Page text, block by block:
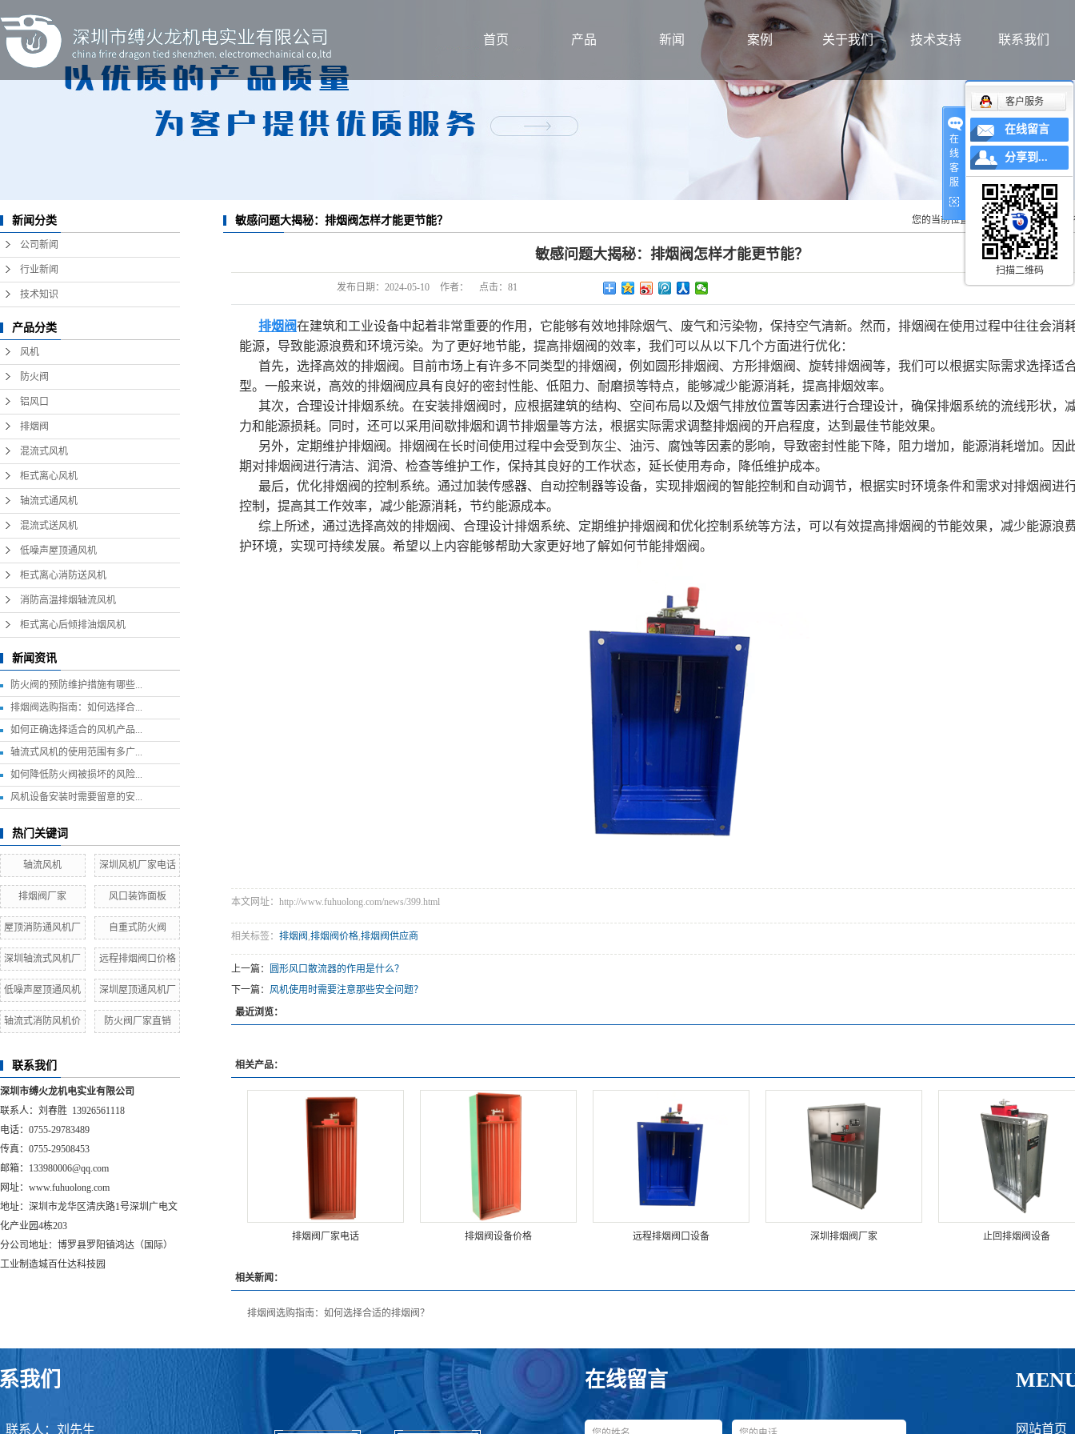
首页 产品
防火阀
柜式离心风机
轴流式通风机
混流式送风机
低噪声屋顶通风机
柜式离心消防送风机
消防高温排烟轴流风机
柜式离心后倾排油烟风机
新闻 案例
工程案例
关于我们
公司简介
企业文化
联系我们
资质证书
技术支持 联系我们
新闻分类
公司新闻
行业新闻
技术知识
产品分类
风机
防火阀
铝风口
排烟阀
混流式风机
柜式离心风机
轴流式通风机
混流式送风机
低噪声屋顶通风机
柜式离心消防送风机
消防高温排烟轴流风机
柜式离心后倾排油烟风机
新闻资讯
防火阀的预防维护措施有哪些...
排烟阀选购指南：如何选择合...
如何正确选择适合的风机产品...
轴流式风机的使用范围有多广...
如何降低防火阀被损坏的风险...
风机设备安装时需要留意的安...
热门关键词
轴流风机 深圳风机厂家电话
排烟阀厂家 风口装饰面板
屋顶消防通风机厂 自重式防火阀
深圳轴流式风机厂 远程排烟阀口价格
低噪声屋顶通风机 深圳屋顶通风机厂
轴流式消防风机价 防火阀厂家直销
联系我们
深圳市缚火龙机电实业有限公司
联系人：刘春胜 13926561118
电话：0755-29783489
传真：0755-29508453
邮箱：133980006@qq.com
网址： www.fuhuolong.com
地址：深圳市龙华区清庆路1号深圳广电文
化产业园4栋203
分公司地址：博罗县罗阳镇鸿达（国际）
工业制造城百仕达科技园
敏感问题大揭秘：排烟阀怎样才能更节能？ 您的当前位置： 首 页 >>新闻资讯
敏感问题大揭秘：排烟阀怎样才能更节能？
发布日期： 2024-05-10 作者： 点击： 81
排烟阀在建筑和工业设备中起着非常重要的作用，它能够有效地排除烟气、废气和污染物，保持空气清新。然而，排烟阀在使用过程中往往会消
能源，导致能源浪费和环境污染。为了更好地节能，提高排烟阀的效率，我们可以从以下几个方面进行优化：
首先，选择高效的排烟阀。目前市场上有许多不同类型的排烟阀，例如圆形排烟阀、方形排烟阀、旋转排烟阀等，我们可以根据实际需求选择适
型。一般来说，高效的排烟阀应具有良好的密封性能、低阻力、耐磨损等特点，能够减少能源消耗，提高排烟效率。
其次，合理设计排烟系统。在安装排烟阀时，应根据建筑的结构、空间布局以及烟气排放位置等因素进行合理设计，确保排烟系统的流线形状，
力和能源损耗。同时，还可以采用间歇排烟和调节排烟量等方法，根据实际需求调整排烟阀的开启程度，达到最佳节能效果。
另外，定期维护排烟阀。排烟阀在长时间使用过程中会受到灰尘、油污、腐蚀等因素的影响，导致密封性能下降，阻力增加，能源消耗增加。因
期对排烟阀进行清洁、润滑、检查等维护工作，保持其良好的工作状态，延长使用寿命，降低维护成本。
最后，优化排烟阀的控制系统。通过加装传感器、自动控制器等设备，实现排烟阀的智能控制和自动调节，根据实时环境条件和需求对排烟阀进
控制，提高其工作效率，减少能源消耗，节约能源成本。
综上所述，通过选择高效的排烟阀、合理设计排烟系统、定期维护排烟阀和优化控制系统等方法，可以有效提高排烟阀的节能效果，减少能源浪
护环境，实现可持续发展。希望以上内容能够帮助大家更好地了解如何节能排烟阀。
本文网址：http://www.fuhuolong.com/news/399.html
相关标签： 排烟阀 ,排烟阀价格,排烟阀供应商
上一篇：
圆形风口散流器的作用是什么？
下一篇： 风机使用时需要注意那些安全问题？
最近浏览：
相关产品：
排烟阀厂家电话 排烟阀设备价格 远程排烟阀口设备 深圳排烟阀厂家 止回排烟阀设备
相关新闻：
排烟阀选购指南：如何选择合适的排烟阀？
我们
联系人：刘先生
在线留言
网站首页
在
线
客
服
客户服务
在线留言
分享到...
扫描二维码